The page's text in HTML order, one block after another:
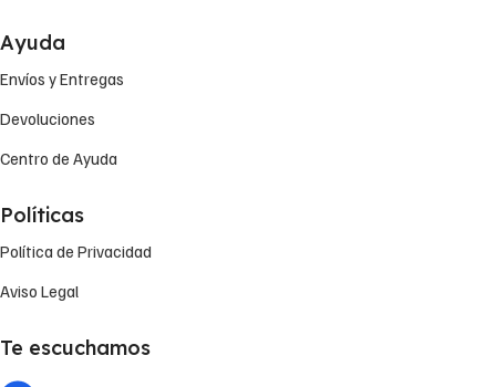
Ayuda
Envíos y Entregas
Devoluciones
Centro de Ayuda
Políticas
Política de Privacidad
Aviso Legal
Te escuchamos